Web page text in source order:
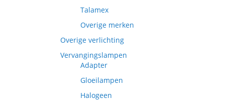
Talamex
Overige merken
Overige verlichting
Vervangingslampen
Adapter
Gloeilampen
Halogeen